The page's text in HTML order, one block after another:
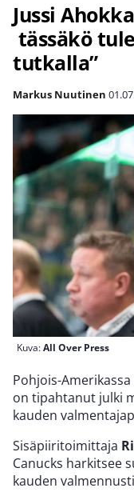
Jussi
tässäkö
tutkalla”
Markus Nuutinen
Kuva:All Over Press
Pohjois-
on tipahtanut julki
kauden
Sisäpiiritoimittaja
Canucks harkitsee
kauden